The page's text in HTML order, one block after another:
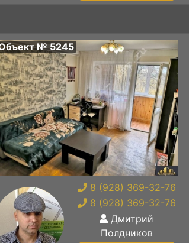
№ 5245
8 (928) 369-32-76
8 (928) 369-32-76
Дмитрий
Полдников